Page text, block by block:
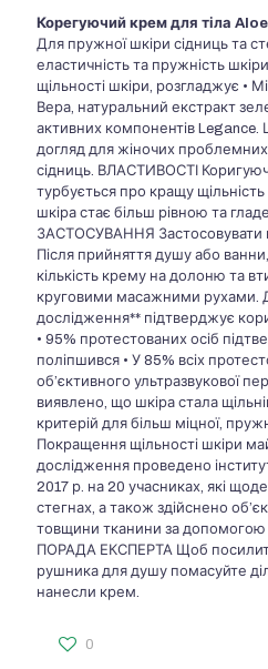
Корегуючий крем для тіла
Для пружної шкіри сідниць та
еластичність та пружність
щільності шкіри, розгладжує •
Вера, натуральний екстракт
активних компонентів
догляд для жіночих проблемних
сідниць. ВЛАСТИВОСТІ
турбується про кращу
шкіра стає більш рівною та
ЗАСТОСУВАННЯ Застосовувати
Після прийняття душу або
кількість крему на долоню та
круговими масажними
дослідження** підтверджує
• 95% протестованих осіб
поліпшився • У 85% всіх
об’єктивного ультразвукової
виявлено, що шкіра стала
критерій для більш міцної,
Покращення щільності шкіри
дослідження проведено
2017 р. на 20 учасниках, які
стегнах, а також здійснено
товщини тканини за допомогою
ПОРАДА ЕКСПЕРТА Щоб
рушника для душу помасуйте
нанесли крем.
0